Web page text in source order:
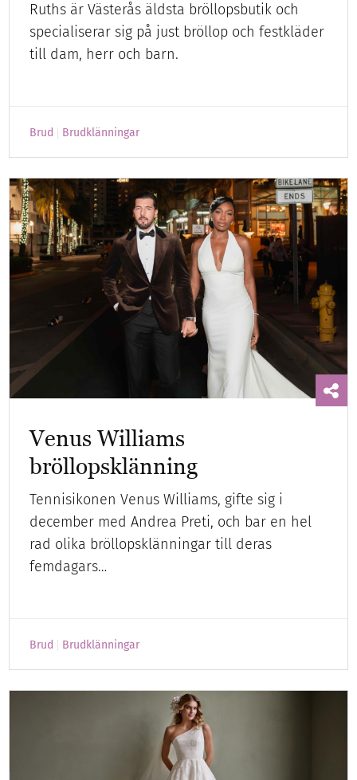
Ruths är Västerås äldsta bröllopsbutik och
specialiserar sig på just bröllop och festkläder
till dam, herr och barn.
Brud Brudklänningar
Venus Williams
bröllopsklänning
Tennisikonen Venus Williams, gifte sig i
december med Andrea Preti, och bar en hel
rad olika bröllopsklänningar till deras
femdagars…
Brud Brudklänningar